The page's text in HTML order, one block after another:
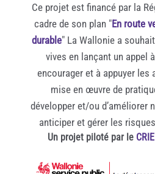
Laurent Bouquet
Lou-Ann Fayolle
Loïc Marquet
Magali Boisseau
Manuel IBANEZ
Marc RENAUD
Marie Balayer-Brasier
Marie BALAYER-BRASIER
Mathilde Kervyn
Ce projet est financé par la
cadre de son plan "En route
durable" La Wallonie a
vives en lançant un appel
encourager et à appuyer
mise en œuvre de
développer et/ou d’améliorer
anticiper et gérer les
Un projet piloté par le